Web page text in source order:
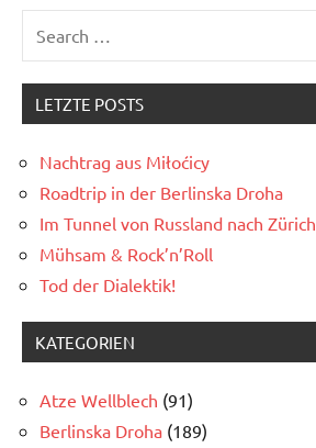
LETZTE POSTS
Nachtrag aus Miłoćicy
Roadtrip in der Berlinska Droha
Im Tunnel von Russland nach Zürich
Mühsam & Rock’n’Roll
Tod der Dialektik!
KATEGORIEN
Atze Wellblech (91)
Berlinska Droha (189)